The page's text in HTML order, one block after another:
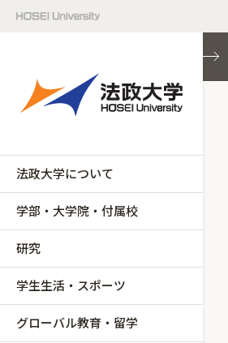
法政大学について
学部・大学院・付属校
研究
学生生活・スポーツ
グローバル教育・留学